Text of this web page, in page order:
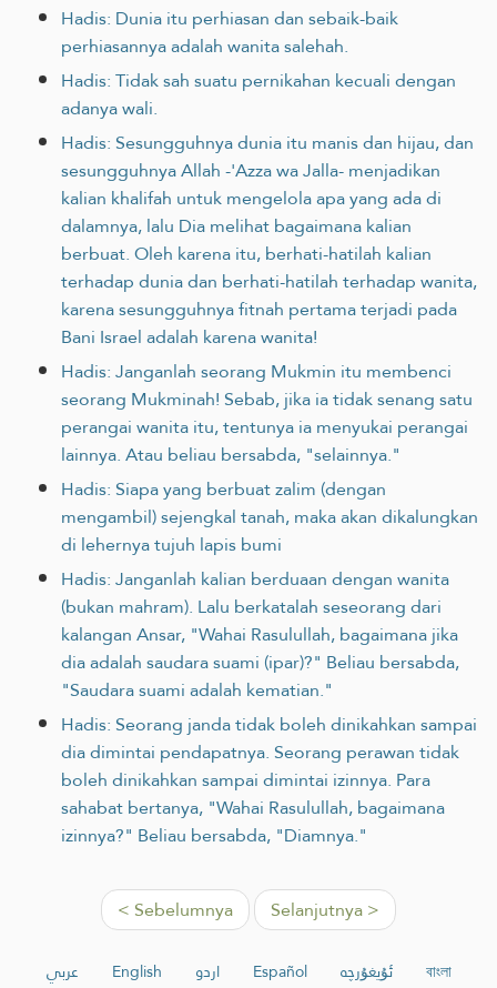
Hadis: Dunia itu perhiasan dan sebaik-baik
perhiasannya adalah wanita salehah.
Hadis: Tidak sah suatu pernikahan kecuali dengan
adanya wali.
Hadis: Sesungguhnya dunia itu manis dan hijau, dan
sesungguhnya Allah -'Azza wa Jalla- menjadikan
kalian khalifah untuk mengelola apa yang ada di
dalamnya, lalu Dia melihat bagaimana kalian
berbuat. Oleh karena itu, berhati-hatilah kalian
terhadap dunia dan berhati-hatilah terhadap wanita,
karena sesungguhnya fitnah pertama terjadi pada
Bani Israel adalah karena wanita!
Hadis: Janganlah seorang Mukmin itu membenci
seorang Mukminah! Sebab, jika ia tidak senang satu
perangai wanita itu, tentunya ia menyukai perangai
lainnya. Atau beliau bersabda, "selainnya."
Hadis: Siapa yang berbuat zalim (dengan
mengambil) sejengkal tanah, maka akan dikalungkan
di lehernya tujuh lapis bumi
Hadis: Janganlah kalian berduaan dengan wanita
(bukan mahram). Lalu berkatalah seseorang dari
kalangan Ansar, "Wahai Rasulullah, bagaimana jika
dia adalah saudara suami (ipar)?" Beliau bersabda,
"Saudara suami adalah kematian."
Hadis: Seorang janda tidak boleh dinikahkan sampai
dia dimintai pendapatnya. Seorang perawan tidak
boleh dinikahkan sampai dimintai izinnya. Para
sahabat bertanya, "Wahai Rasulullah, bagaimana
izinnya?" Beliau bersabda, "Diamnya."
< Sebelumnya Selanjutnya >
عربي English اردو Español ئۇيغۇرچە
বাংলা